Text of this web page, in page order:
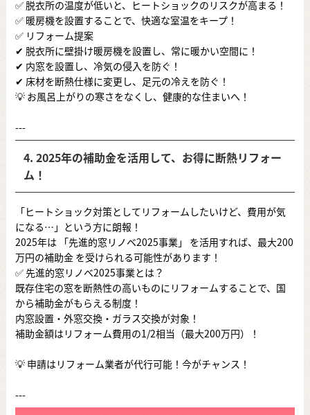
✅ 脱衣所の温度が低いと、ヒートショックのリスクが高まる！
✅ 暖房機を設置することで、快適な室温をキープ！
✅ リフォーム提案
✔ 脱衣所に壁掛け暖房機を設置し、常に暖かい空間に！
✔ 内窓を設置し、冷気の侵入を防ぐ！
✔ 床材を断熱仕様に変更し、足元の冷えを防ぐ！
💡 お風呂上がりの寒さをなくし、健康的な住まいへ！
---
4. 2025年の補助金を活用して、お得に断熱リフォー
ム！
「ヒートショック対策としてリフォームしたいけど、費用が気
になる…」という方に朗報！
2025年は 「先進的窓リノベ2025事業」 を活用すれば、最大200
万円の補助金 を受けられる可能性があります！
✅ 先進的窓リノベ2025事業とは？
既存住宅の窓を断熱性の高いものにリフォームすることで、国
から補助金がもらえる制度！
内窓設置・外窓交換・ガラス交換が対象！
補助金額はリフォーム費用の1/2相当（最大200万円）！
💡 申請はリフォーム業者が代行可能！今がチャンス！
---